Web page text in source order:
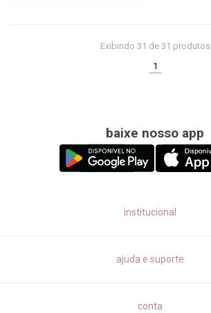
Exibindo 31 de 31 produtos
1
baixe nosso app
institucional
ajuda e suporte
conta